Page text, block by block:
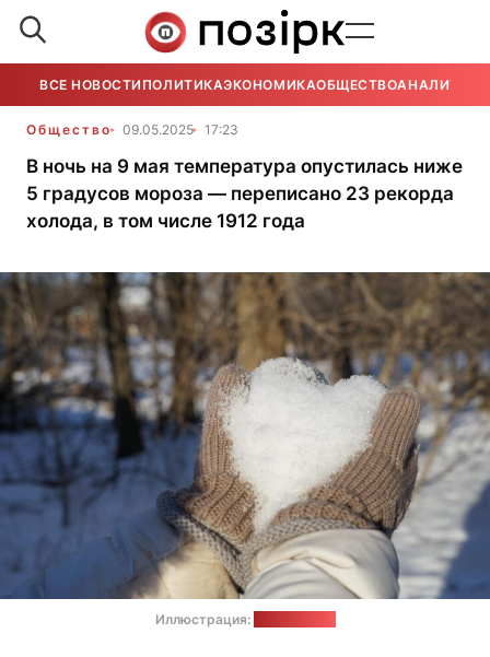
ВСЕ НОВОСТИ ПОЛИТИКАЭКОНОМИКАОБЩЕСТВОАНАЛИТИКА
Общество 09.05.2025 17:23
В ночь на 9 мая температура опустилась ниже
5 градусов мороза — переписано 23 рекорда
холода, в том числе 1912 года
Иллюстрация: